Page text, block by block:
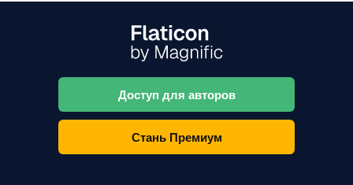
Доступ для авторов
Стань Премиум